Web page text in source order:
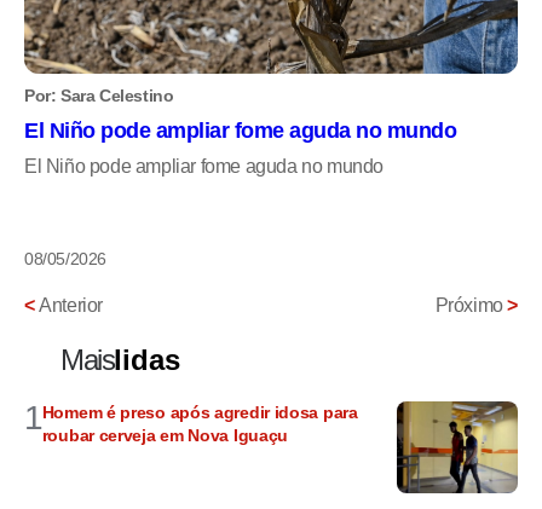
Por: Sara Celestino
El Niño pode ampliar fome aguda no mundo
El Niño pode ampliar fome aguda no mundo
08/05/2026
<Anterior Próximo>
Maislidas
1Homem é preso após agredir idosa para
roubar cerveja em Nova Iguaçu